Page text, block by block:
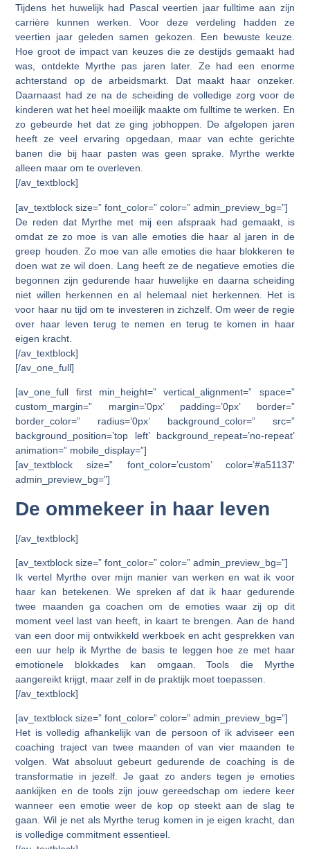
Tijdens het huwelijk had Pascal veertien jaar fulltime aan zijn
carrière kunnen werken. Voor deze verdeling hadden ze
veertien jaar geleden samen gekozen. Een bewuste keuze.
Hoe groot de impact van keuzes die ze destijds gemaakt had
was, ontdekte Myrthe pas jaren later. Ze had een enorme
achterstand op de arbeidsmarkt. Dat maakt haar onzeker.
Daarnaast had ze na de scheiding de volledige zorg voor de
kinderen wat het heel moeilijk maakte om fulltime te werken. En
zo gebeurde het dat ze ging jobhoppen. De afgelopen jaren
heeft ze veel ervaring opgedaan, maar van echte gerichte
banen die bij haar pasten was geen sprake. Myrthe werkte
alleen maar om te overleven.
[/av_textblock]
[av_textblock size=” font_color=” color=” admin_preview_bg=”]
De reden dat Myrthe met mij een afspraak had gemaakt, is
omdat ze zo moe is van alle emoties die haar al jaren in de
greep houden. Zo moe van alle emoties die haar blokkeren te
doen wat ze wil doen. Lang heeft ze de negatieve emoties die
begonnen zijn gedurende haar huwelijke en daarna scheiding
niet willen herkennen en al helemaal niet herkennen. Het is
voor haar nu tijd om te investeren in zichzelf. Om weer de regie
over haar leven terug te nemen en terug te komen in haar
eigen kracht.
[/av_textblock]
[/av_one_full]
[av_one_full first min_height=” vertical_alignment=” space=”
custom_margin=” margin=’0px’ padding=’0px’ border=”
border_color=” radius=’0px’ background_color=” src=”
background_position=’top left’ background_repeat=’no-repeat’
animation=” mobile_display=”]
[av_textblock size=” font_color=’custom’ color=’#a51137′
admin_preview_bg=”]
De ommekeer in haar leven
[/av_textblock]
[av_textblock size=” font_color=” color=” admin_preview_bg=”]
Ik vertel Myrthe over mijn manier van werken en wat ik voor
haar kan betekenen. We spreken af dat ik haar gedurende
twee maanden ga coachen om de emoties waar zij op dit
moment veel last van heeft, in kaart te brengen. Aan de hand
van een door mij ontwikkeld werkboek en acht gesprekken van
een uur help ik Myrthe de basis te leggen hoe ze met haar
emotionele blokkades kan omgaan. Tools die Myrthe
aangereikt krijgt, maar zelf in de praktijk moet toepassen.
[/av_textblock]
[av_textblock size=” font_color=” color=” admin_preview_bg=”]
Het is volledig afhankelijk van de persoon of ik adviseer een
coaching traject van twee maanden of van vier maanden te
volgen. Wat absoluut gebeurt gedurende de coaching is de
transformatie in jezelf. Je gaat zo anders tegen je emoties
aankijken en de tools zijn jouw gereedschap om iedere keer
wanneer een emotie weer de kop op steekt aan de slag te
gaan. Wil je net als Myrthe terug komen in je eigen kracht, dan
is volledige commitment essentieel.